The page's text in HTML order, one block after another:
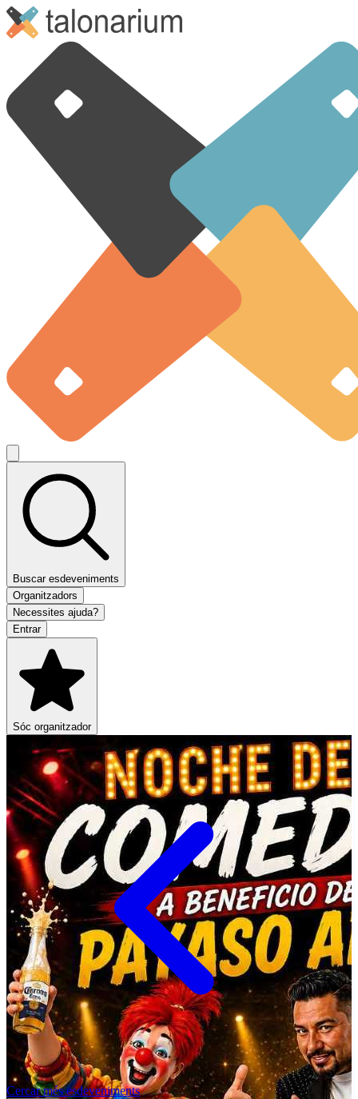
Buscar esdeveniments
Organitzadors
Necessites ajuda?
Entrar
Sóc organitzador
Cercar més esdeveniments